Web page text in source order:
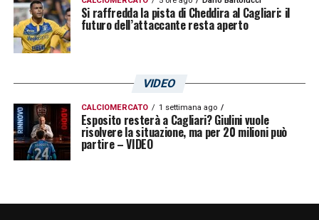
Si raffredda la pista di Cheddira al Cagliari: il
futuro dell’attaccante resta aperto
VIDEO
CALCIOMERCATO 1 settimana ago
Esposito resterà a Cagliari? Giulini vuole
risolvere la situazione, ma per 20 milioni può
partire – VIDEO